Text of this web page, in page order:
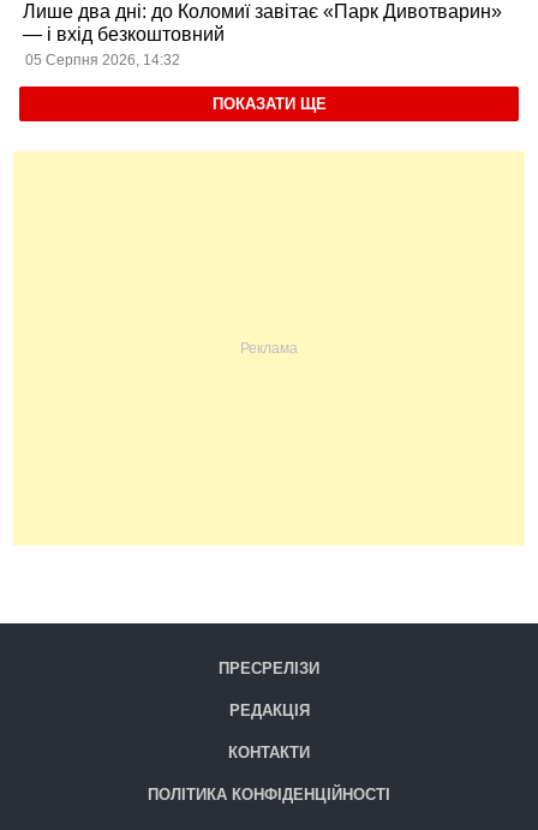
Лише два дні: до Коломиї завітає «Парк Дивотварин»
— і вхід безкоштовний
05 Серпня 2026, 14:32
ПОКАЗАТИ ЩЕ
ПРЕСРЕЛІЗИ
РЕДАКЦІЯ
КОНТАКТИ
ПОЛІТИКА КОНФІДЕНЦІЙНОСТІ